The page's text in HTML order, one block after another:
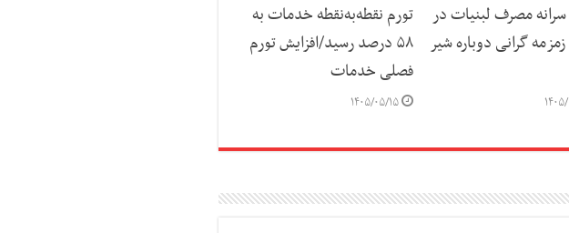
مصرف لبنیات در
گرانی دوباره شیر
۱۵
تورم نقطه‌به‌نقطه خدمات به
۵۸ درصد رسید/افزایش تورم
فصلی خدمات
۱۴۰۵/۰۵/۱۵